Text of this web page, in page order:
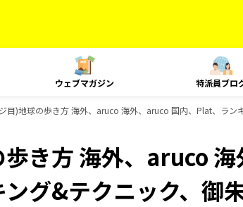
ウェブマガジン 特派員ブロ
目)地球の歩き方 海外、aruco 海外、aruco 国内、Plat、ラン
き方 海外、aruco
グ&テクニック、御